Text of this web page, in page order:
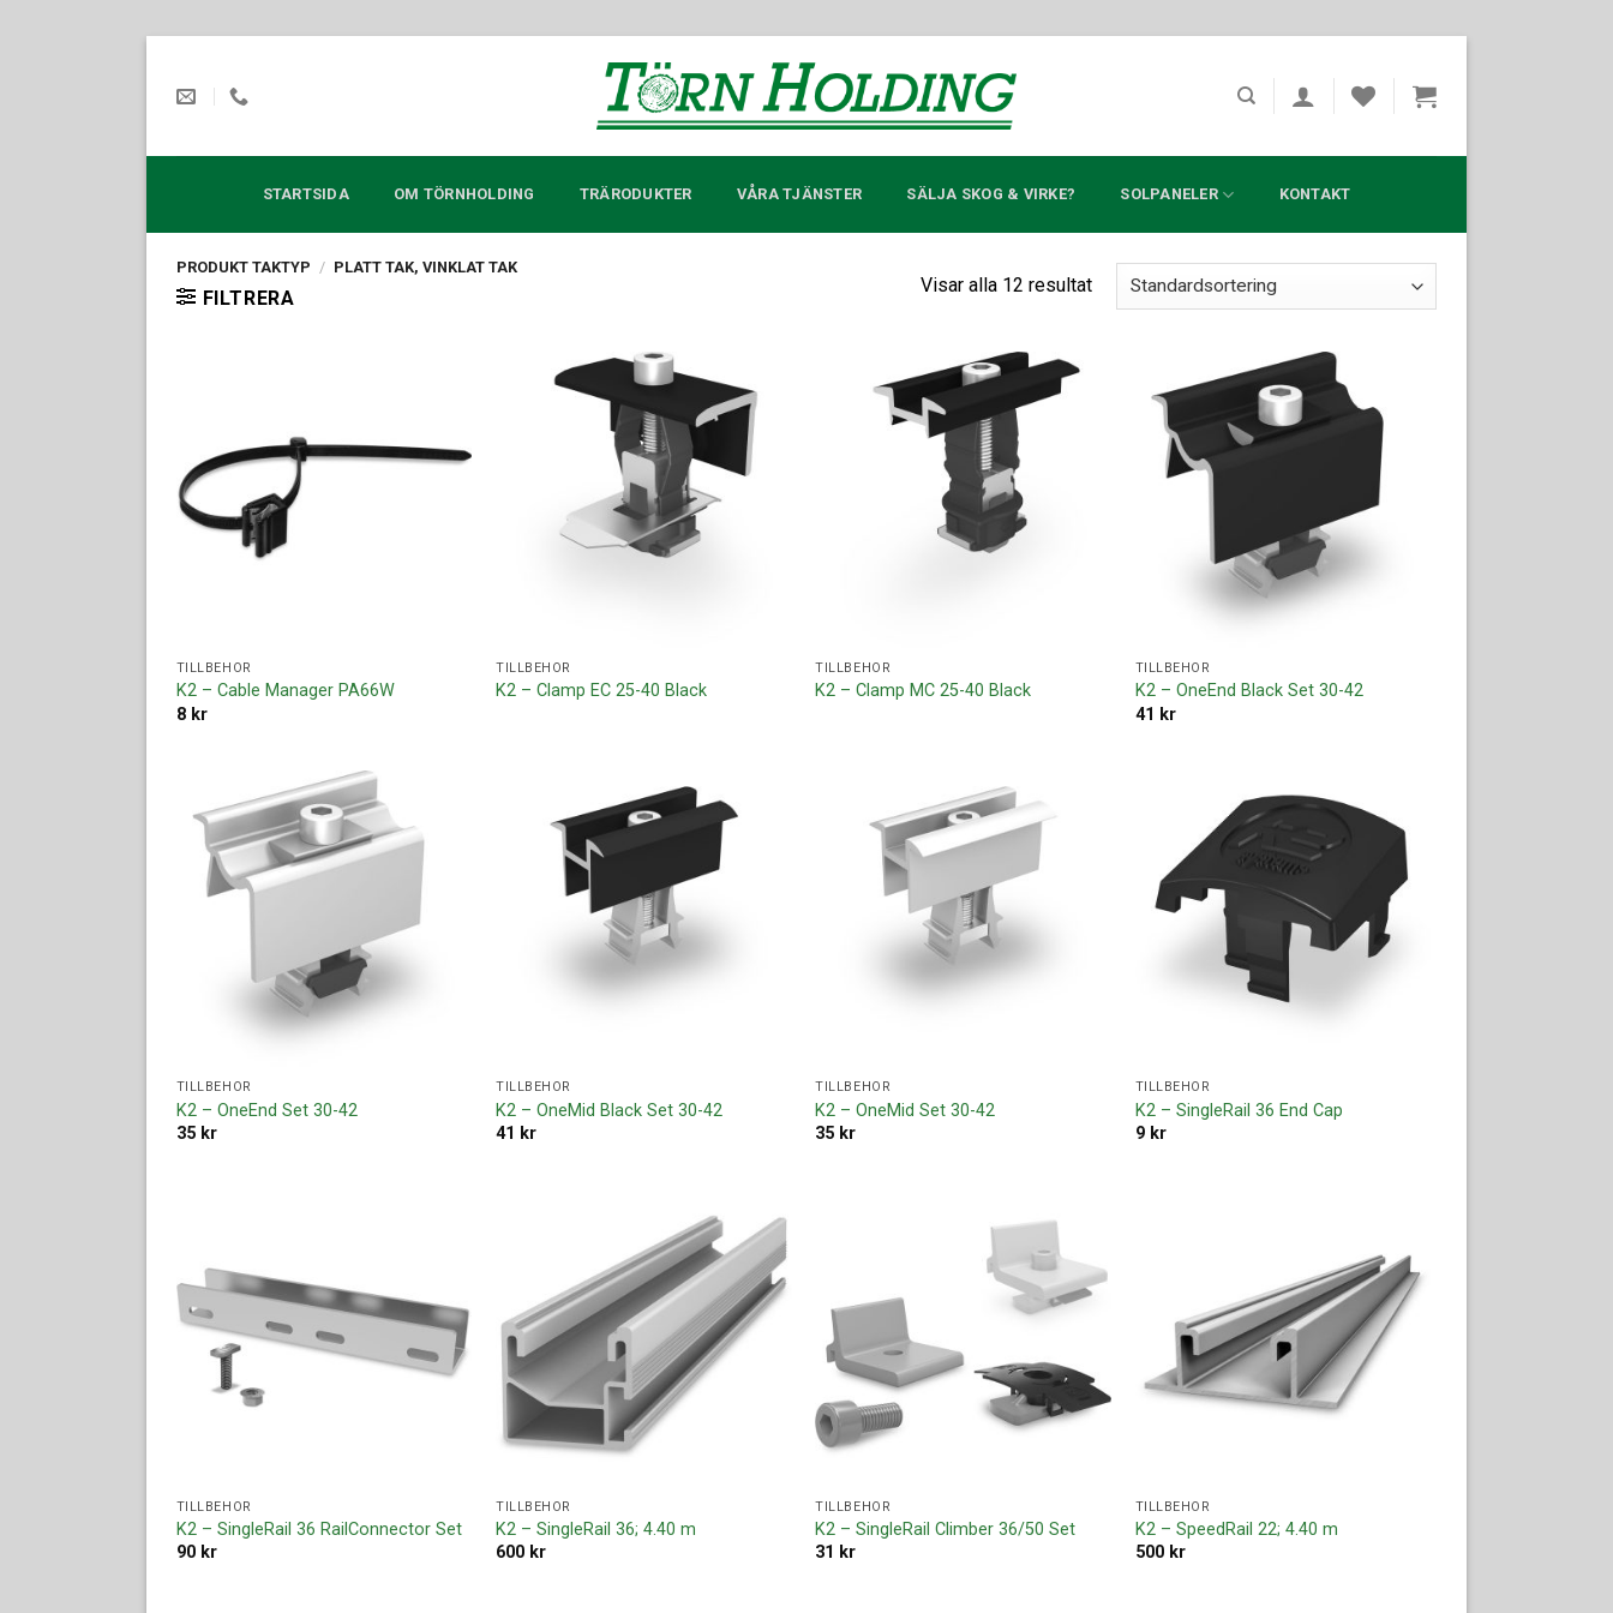
content
STARTSIDA OM TÖRNHOLDING TRÄRODUKTER VÅRA TJÄNSTER SÄLJA SKOG & VIRKE? SOLPANELER KONTAKT
PRODUKT TAKTYP / PLATT TAK, VINKLAT TAK
FILTRERA
Visar alla 12 resultat
TILLBEHÖR
K2 – Cable Manager PA66W
8 kr
Lägg till i
offertlista
TILLBEHÖR
K2 – Clamp EC 25-40 Black
TILLBEHÖR
K2 – Clamp MC 25-40 Black
Lägg till i
offertlista
TILLBEHÖR
K2 – OneEnd Black Set 30-42
41 kr
Lägg till i
offertlista
TILLBEHÖR
K2 – OneEnd Set 30-42
35 kr
Lägg till i
offertlista
TILLBEHÖR
K2 – OneMid Black Set 30-42
41 kr
offertlista
TILLBEHÖR
K2 – OneMid Set 30-42
35 kr
Lägg till i
offertlista
TILLBEHÖR
K2 – SingleRail 36 End Cap
9 kr
TILLBEHÖR
K2 – SingleRail 36 RailConnector Set
90 kr
Lägg till i
offertlista
TILLBEHÖR
K2 – SingleRail 36; 4.40 m
600 kr
Lägg till i
offertlista
TILLBEHÖR
K2 – SingleRail Climber 36/50 Set
31 kr
Lägg till i
offertlista
TILLBEHÖR
K2 – SpeedRail 22; 4.40 m
500 kr